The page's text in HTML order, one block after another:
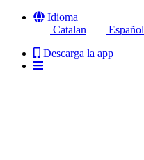
Idioma
Catalan
Español
Descarga la app